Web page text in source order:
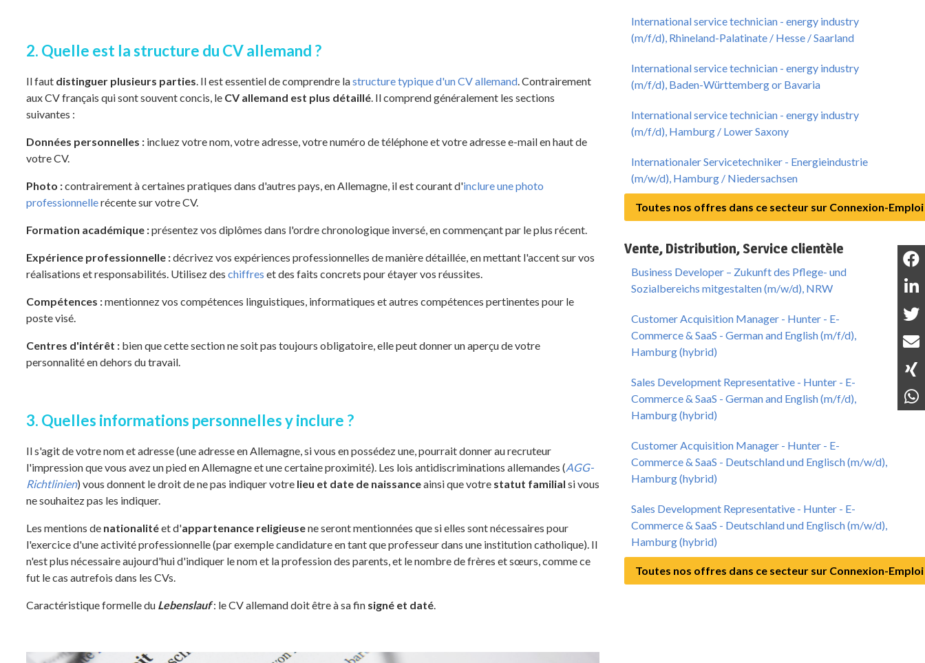
2. Quelle est la structure du CV allemand ?
Il faut distinguer plusieurs parties. Il est essentiel de comprendre lastructure typique d'un CV allemand. Contrairement
aux CV français qui sont souvent concis, le CV allemand est plus détaillé. Il comprend généralement les sections
suivantes :
Données personnelles : incluez votre nom, votre adresse, votre numéro de téléphone et votre adresse e-mail en haut de
votre CV.
Photo :contrairement à certaines pratiques dans d'autres pays, en Allemagne, il est courant d'inclure une photo
professionnellerécente sur votre CV.
Formation académique :présentez vos diplômes dans l'ordre chronologique inversé, en commençant par le plus récent.
Expérience professionnelle :décrivez vos expériences professionnelles de manière détaillée, en mettant l'accent sur vos
réalisations et responsabilités. Utilisez des chiffres et des faits concrets pour étayer vos réussites.
Compétences :mentionnez vos compétences linguistiques, informatiques et autres compétences pertinentes pour le
poste visé.
Centres d'intérêt : bien que cette section ne soit pas toujours obligatoire, elle peut donner un aperçu de votre
personnalité en dehors du travail.
3. Quelles informations personnelles y inclure ?
Il s'agit de votre nom et adresse (une adresse en Allemagne, si vous en possédez une, pourrait donner au recruteur
l'impression que vous avez un pied en Allemagne et une certaine proximité). Les lois antidiscriminations allemandes (AGG-
Richtlinien) vous donnent le droit de ne pas indiquer votre lieu et date de naissanceainsi que votre statut familial si vous
ne souhaitez pas les indiquer.
Les mentions de nationalitéet d'appartenance religieusene seront mentionnées que si elles sont nécessaires pour
l'exercice d'une activité professionnelle (par exemple candidature en tant que professeur dans une institution catholique). Il
n'est plus nécessaire aujourd'hui d'indiquer le nom et la profession des parents, et le nombre de frères et sœurs, comme ce
fut le cas autrefois dans les CVs.
Caractéristique formelle du Lebenslauf: le CV allemand doit être à sa fin signé et daté.
International service technician - energy industry
(m/f/d), Rhineland-Palatinate / Hesse / Saarland
International service technician - energy industry
(m/f/d), Baden-Württemberg or Bavaria
International service technician - energy industry
(m/f/d), Hamburg / Lower Saxony
Internationaler Servicetechniker - Energieindustrie
(m/w/d), Hamburg / Niedersachsen
Toutes nos offres dans ce secteur sur Connexion-Emploi
Vente, Distribution, Service clientèle
Business Developer – Zukunft des Pflege- und
Sozialbereichs mitgestalten (m/w/d), NRW
Customer Acquisition Manager - Hunter - E-
Commerce & SaaS - German and English (m/f/d),
Hamburg (hybrid)
Sales Development Representative - Hunter - E-
Commerce & SaaS - German and English (m/f/d),
Hamburg (hybrid)
Customer Acquisition Manager - Hunter - E-
Commerce & SaaS - Deutschland und Englisch (m/w/d),
Hamburg (hybrid)
Sales Development Representative - Hunter - E-
Commerce & SaaS - Deutschland und Englisch (m/w/d),
Hamburg (hybrid)
Toutes nos offres dans ce secteur sur Connexion-Emploi